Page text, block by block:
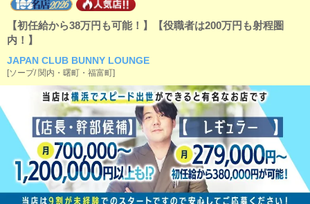
【初任給から38万円も可能！】【役職者は200万円も射程圏
内！】
JAPAN CLUB BUNNY LOUNGE
[ソープ/ 関内・曙町・福富町]